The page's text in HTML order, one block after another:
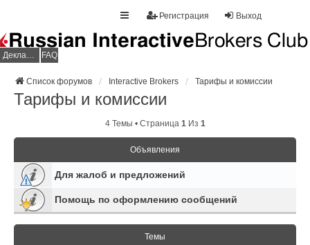
Выход
Регистрация
Декларация НДФЛ FAQ
Список форумов Interactive Brokers Тарифы и комиссии
Тарифы и комиссии
4 Темы • Страница 1Из 1
Объявления
Для жалоб и предложений
Помощь по оформлению сообщений
Темы